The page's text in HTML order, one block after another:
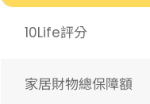
10Life評分
家居財物總保障額